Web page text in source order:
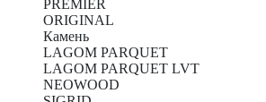
PREMIER
ORIGINAL
Камень
LAGOM PARQUET
LAGOM PARQUET LVT
NEOWOOD